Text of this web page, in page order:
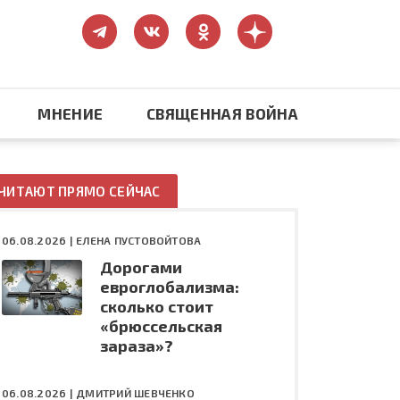
Конфликт на Украине
МНЕНИЕ СВЯЩЕННАЯ ВОЙНА
ПРЯМО СЕЙЧАС
06.08.2026 | ЕЛЕНА ПУСТОВОЙТОВА
Дорогами
евроглобализма:
сколько стоит
«брюссельская
зараза»?
06.08.2026 | ДМИТРИЙ ШЕВЧЕНКО